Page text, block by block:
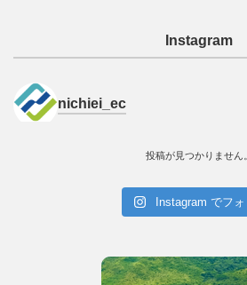
Instagram
nichiei_ec
投稿が見つかりません。
Instagram でフ